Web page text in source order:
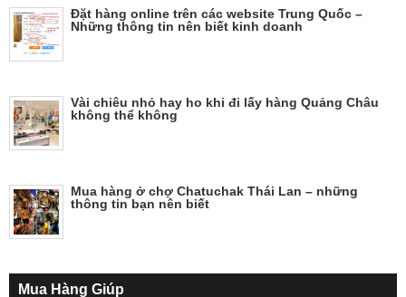
Đặt hàng online trên các website Trung Quốc –
Những thông tin nên biết kinh doanh
Vài chiêu nhỏ hay ho khi đi lấy hàng Quảng Châu
không thể không
Mua hàng ở chợ Chatuchak Thái Lan – những
thông tin bạn nên biết
Mua Hàng Giúp